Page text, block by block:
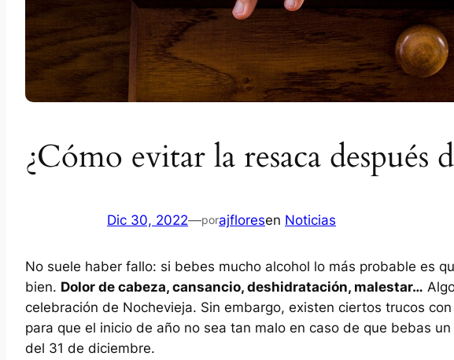
¿Cómo evitar la resaca después
Dic 30, 2022—porajfloresen Noticias
No suele haber fallo: si bebes mucho alcohol lo más probable es
bien. Dolor de cabeza, cansancio, deshidratación, malestar…
celebración de Nochevieja. Sin embargo, existen ciertos trucos
para que el inicio de año no sea tan malo en caso de que bebas
del 31 de diciembre.